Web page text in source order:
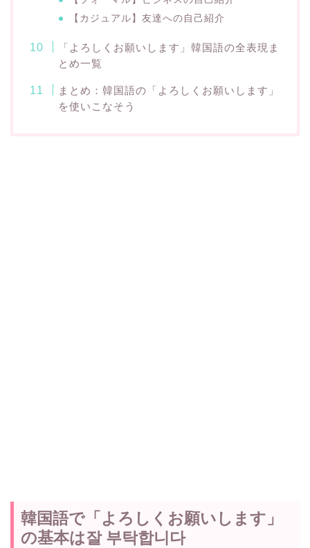
【カジュアル】友達への自己紹介
「よろしくお願いします」韓国語の全表現ま
とめ一覧
まとめ：韓国語の「よろしくお願いします」
を使いこなそう
韓国語で「よろしくお願いします」
の基本は잘 부탁합니다